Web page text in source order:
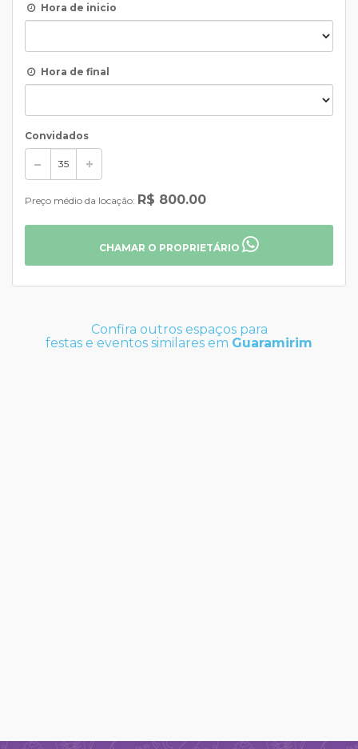
Hora de inicio
Hora de final
Convidados
Preço médio da locação: R$ 800.00
CHAMAR O PROPRIETÁRIO
Confira outros espaços para
festas e eventos similares em Guaramirim